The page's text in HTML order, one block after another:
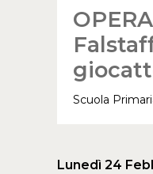
Scuola
Lunedì 24